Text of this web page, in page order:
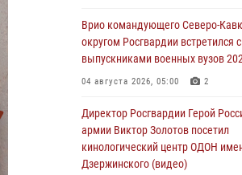
подозреваемые в коммерческом
(видео)
07 августа 2026, 07:51 1
Жукова округа Росгвардии по
боевой стрельбе
07 августа 2026, 07:45 9
Врио командующего Северо-
округом Росгвардии встретился с
выпускниками военных вузов
04 августа 2026, 05:00 2
Директор Росгвардии Герой
армии Виктор Золотов посетил
кинологический центр ОДОН
Дзержинского (видео)